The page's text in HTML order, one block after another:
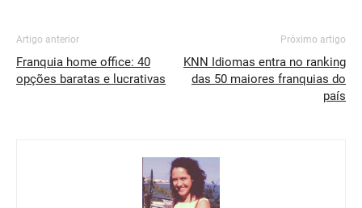
Artigo anterior
Franquia home office: 40
opções baratas e lucrativas
Próximo artigo
KNN Idiomas entra no ranking
das 50 maiores franquias do
país